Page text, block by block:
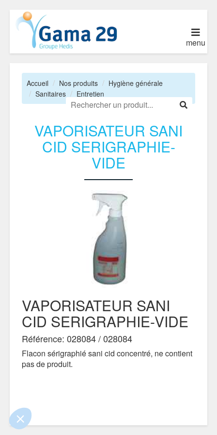
contenu de ce site vous intéresse
aimerait bien vous accompagner
certifiés par
Je choisis OK pour moi
menu
Accueil Nos produits
Hygiène générale
Sanitaires
Entretien
VAPORISATEUR SANI
CID SERIGRAPHIE-
VIDE
VAPORISATEUR SANI
CID SERIGRAPHIE-VIDE
Référence: 028084 / 028084
Flacon sérigraphié sani cid concentré, ne contient
pas de produit.